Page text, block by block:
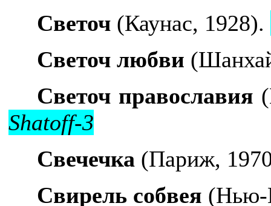
Светоч (Каунас, 1928).
Светоч любви
Светоч православия (
Shatoff-3
Свечечка (Париж,
Свирель собвея (Нью-